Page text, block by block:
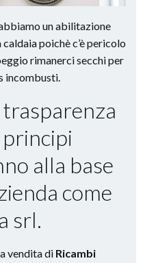
un abilitazione
poichè c’è pericolo
rimanerci secchi per
incombusti.
principi
alla base
come
srl.
vendita di Ricambi